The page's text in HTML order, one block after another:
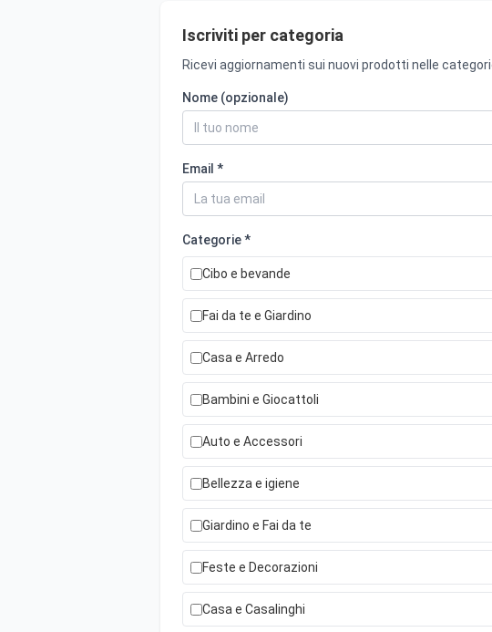
Iscriviti per categoria
Ricevi aggiornamenti sui nuovi prodotti nelle
Nome (opzionale)
Email *
Categorie *
Cibo e bevande
Fai da te e Giardino
Casa e Arredo
Bambini e Giocattoli
Auto e Accessori
Bellezza e igiene
Giardino e Fai da te
Feste e Decorazioni
Casa e Casalinghi